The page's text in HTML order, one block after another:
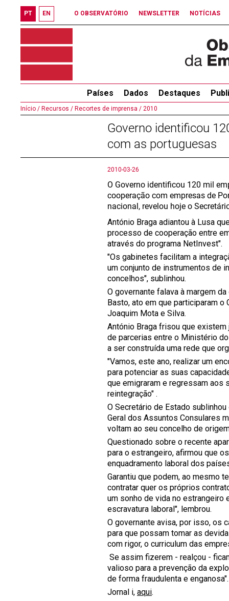
PT EN O OBSERVATÓRIO NEWSLETTER NOTÍCIAS
Países Dados Destaques
Início / Recursos / Recortes de imprensa / 2010
Governo identificou
com as portuguesas
2010-03-26
O Governo identificou 120 mil
cooperação com empresas de
nacional, revelou hoje o
António Braga adiantou à Lusa
processo de cooperação entre
através do programa NetInvest".
"Os gabinetes facilitam a
um conjunto de instrumentos de
concelhos", sublinhou.
O governante falava à margem
Basto, ato em que participaram o
Joaquim Mota e Silva.
António Braga frisou que
de parcerias entre o Ministério
a ser construída uma rede que
"Vamos, este ano, realizar um
para potenciar as suas
que emigraram e regressam aos
reintegração" .
O Secretário de Estado
Geral dos Assuntos Consulares
voltam ao seu concelho de
Questionado sobre o recente
para o estrangeiro, afirmou que
enquadramento laboral dos
Garantiu que podem, ao mesmo
contratar quer os próprios
um sonho de vida no estrangeiro
escravatura laboral", lembrou.
O governante avisa, por isso, os
para que possam tomar as
com rigor, o curriculum das
Se assim fizerem - realçou -
valioso para a prevenção da
de forma fraudulenta e enganosa".
Jornal i, aqui.